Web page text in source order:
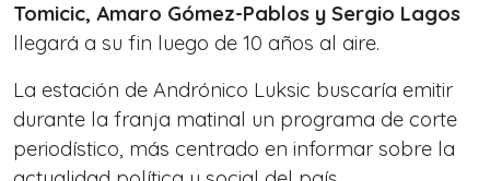
Tomicic, Amaro Gómez-Pablos y Sergio Lagos
llegará a su fin luego de 10 años al aire.
La estación de Andrónico Luksic buscaría emitir
durante la franja matinal un programa de corte
periodístico, más centrado en informar sobre la